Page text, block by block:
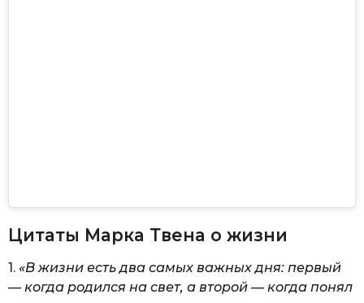
Цитаты Марка Твена о жизни
1. «В жизни есть два самых важных дня: первый
— когда родился на свет, а второй — когда понял